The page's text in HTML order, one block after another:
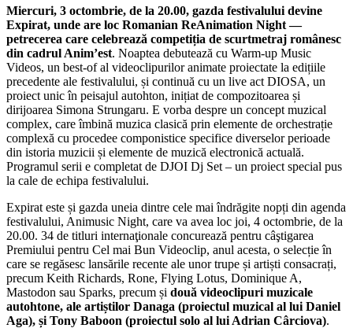
Miercuri, 3 octombrie, de la 20.00, gazda festivalului devine
Expirat, unde are loc Romanian ReAnimation Night —
petrecerea care celebrează competiția de scurtmetraj românesc
din cadrul Anim’est. Noaptea debutează cu Warm-up Music
Videos, un best-of al videoclipurilor animate proiectate la edițiile
precedente ale festivalului, și continuă cu un live act DIOSA, un
proiect unic în peisajul autohton, inițiat de compozitoarea și
dirijoarea Simona Strungaru. E vorba despre un concept muzical
complex, care îmbină muzica clasică prin elemente de orchestrație
complexă cu procedee componistice specifice diverselor perioade
din istoria muzicii și elemente de muzică electronică actuală.
Programul serii e completat de DJOI Dj Set – un proiect special pus
la cale de echipa festivalului.
Expirat este și gazda uneia dintre cele mai îndrăgite nopți din agenda
festivalului, Animusic Night, care va avea loc joi, 4 octombrie, de la
20.00. 34 de titluri internaţionale concurează pentru câştigarea
Premiului pentru Cel mai Bun Videoclip, anul acesta, o selecție în
care se regăsesc lansările recente ale unor trupe și artiști consacrați,
precum Keith Richards, Rone, Flying Lotus, Dominique A,
Mastodon sau Sparks, precum și două videoclipuri muzicale
autohtone, ale artiștilor Danaga (proiectul muzical al lui Daniel
Aga), și Tony Baboon (proiectul solo al lui Adrian Cârciova).